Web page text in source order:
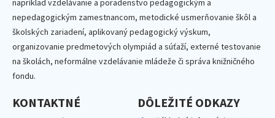
napríklad vzdelávanie a poradenstvo pedagogickým a
nepedagogickým zamestnancom, metodické usmerňovanie škôl a
školských zariadení, aplikovaný pedagogický výskum,
organizovanie predmetových olympiád a súťaží, externé testovanie
na školách, neformálne vzdelávanie mládeže či správa knižničného
fondu.
KONTAKTNÉ
DÔLEŽITÉ ODKAZY